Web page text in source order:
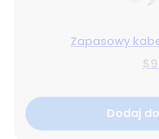
Zapasowy
Dodaj